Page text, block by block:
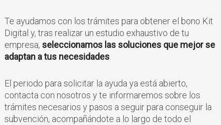
Te ayudamos con los trámites para obtener el bono Kit
Digital y, tras realizar un estudio exhaustivo de tu
empresa, seleccionamos las soluciones que mejor se
adaptan a tus necesidades.
El periodo para solicitar la ayuda ya está abierto,
contacta con nosotros y te informaremos sobre los
trámites necesarios y pasos a seguir para conseguir la
subvención, acompañándote a lo largo de todo el